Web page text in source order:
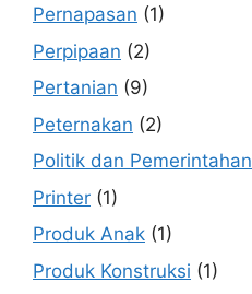
Pernapasan (1)
Perpipaan (2)
Pertanian (9)
Peternakan (2)
Politik dan Pemerintahan
Printer (1)
Produk Anak (1)
Produk Konstruksi (1)